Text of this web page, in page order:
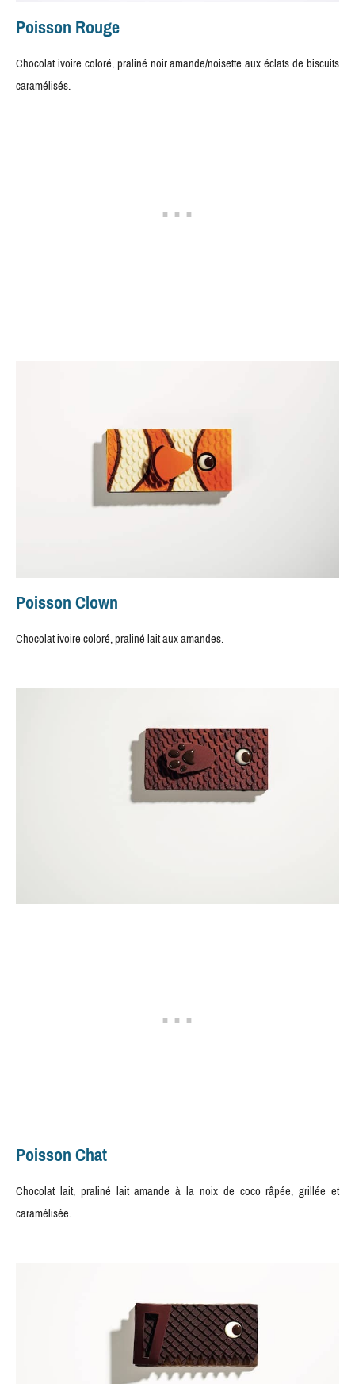
Poisson Rouge
Chocolat ivoire coloré, praliné noir amande/noisette aux éclats de biscuits
caramélisés.
Poisson Clown
Chocolat ivoire coloré, praliné lait aux amandes.
Poisson Chat
Chocolat lait, praliné lait amande à la noix de coco râpée, grillée et
caramélisée.